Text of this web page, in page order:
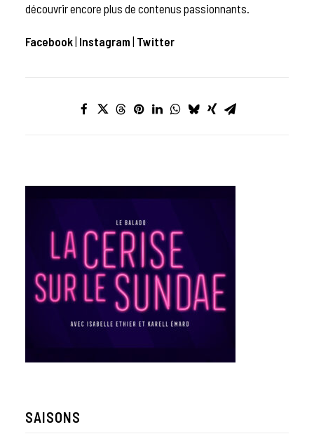
découvrir encore plus de contenus passionnants.
Facebook| Instagram | Twitter
SAISONS